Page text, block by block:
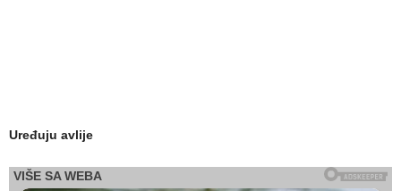
Uređuju avlije